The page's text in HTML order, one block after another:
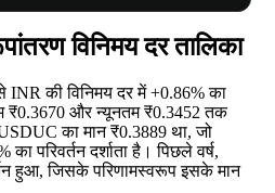
विनिमय दर तालिका
की विनिमय दर में+0.86%का
₹0.3670 और न्यूनतम ₹0.3452 तक
का मान ₹0.3889 था, जो
का परिवर्तन दर्शाता है। पिछले वर्ष,
हुआ, जिसके परिणामस्वरूप इसके मान